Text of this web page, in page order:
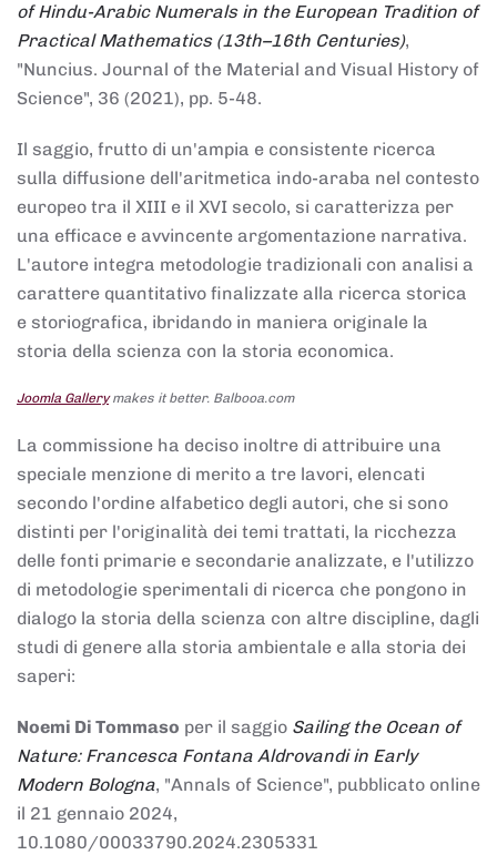
of Hindu-Arabic Numerals in the European Tradition of
Practical Mathematics (13th–16th Centuries),
"Nuncius. Journal of the Material and Visual History of
Science", 36 (2021), pp. 5-48.
Il saggio, frutto di un'ampia e consistente ricerca
sulla diffusione dell'aritmetica indo-araba nel contesto
europeo tra il XIII e il XVI secolo, si caratterizza per
una efficace e avvincente argomentazione narrativa.
L'autore integra metodologie tradizionali con analisi a
carattere quantitativo finalizzate alla ricerca storica
e storiografica, ibridando in maniera originale la
storia della scienza con la storia economica.
Joomla Gallerymakes it better. Balbooa.com
La commissione ha deciso inoltre di attribuire una
speciale menzione di merito a tre lavori, elencati
secondo l'ordine alfabetico degli autori, che si sono
distinti per l'originalità dei temi trattati, la ricchezza
delle fonti primarie e secondarie analizzate, e l'utilizzo
di metodologie sperimentali di ricerca che pongono in
dialogo la storia della scienza con altre discipline, dagli
studi di genere alla storia ambientale e alla storia dei
saperi:
Noemi Di Tommaso per il saggio Sailing the Ocean of
Nature: Francesca Fontana Aldrovandi in Early
Modern Bologna, "Annals of Science", pubblicato online
il 21 gennaio 2024,
10.1080/00033790.2024.2305331